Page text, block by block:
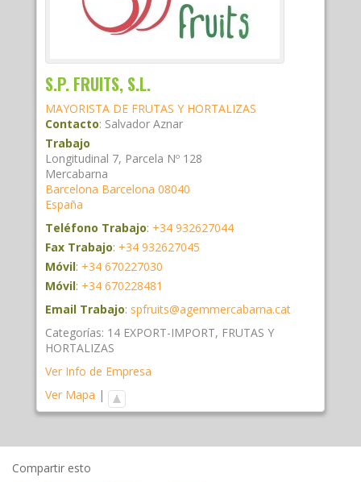
S.P. FRUITS, S.L.
MAYORISTA DE FRUTAS Y HORTALIZAS
Contacto: Salvador Aznar
Trabajo
Longitudinal 7, Parcela Nº 128
Mercabarna
Barcelona Barcelona 08040
España
Teléfono Trabajo: +34 932627044
Fax Trabajo: +34 932627045
Móvil: +34 670227030
Móvil: +34 670228481
Email Trabajo: spfruits@agemmercabarna.cat
Categorías: 14 EXPORT-IMPORT, FRUTAS Y
HORTALIZAS
Ver Info de Empresa
Ver Mapa |
Compartir esto